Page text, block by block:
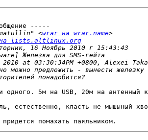
-----
<wrar на wrar.name
на lists.altlinux.org
одного. 5м на USB, 20м на антенный
естественно, класть не мышыный